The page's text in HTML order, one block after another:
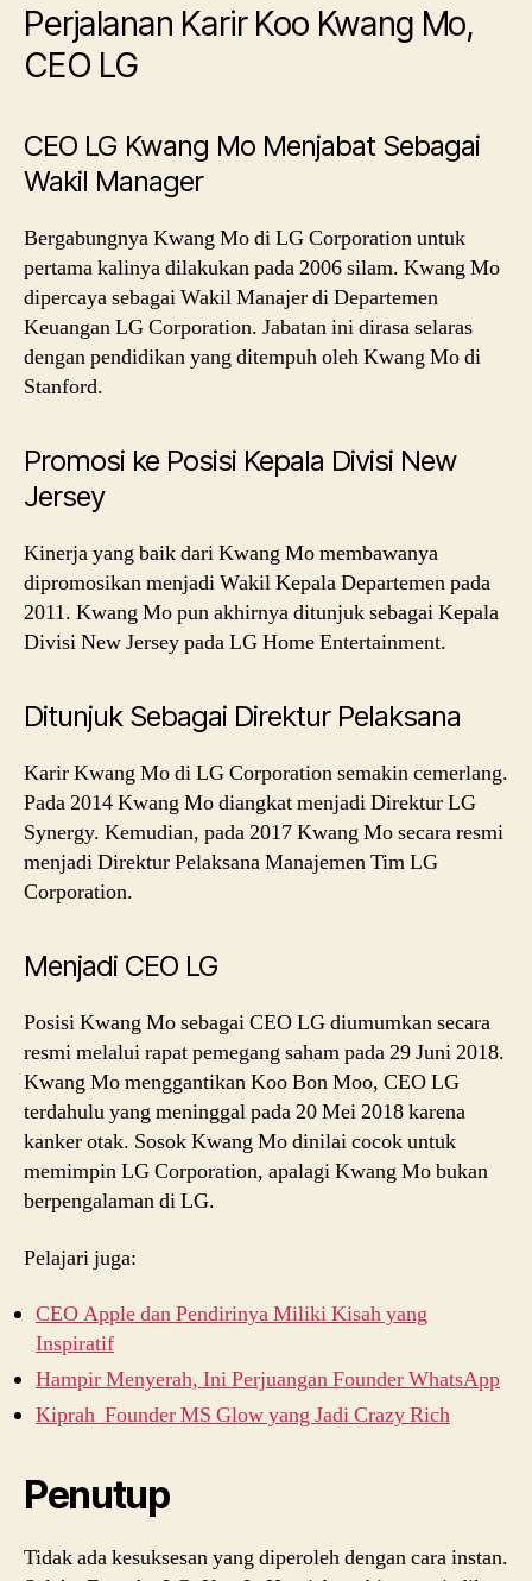
Perjalanan Karir Koo Kwang Mo,
CEO LG
CEO LG Kwang Mo Menjabat Sebagai
Wakil Manager
Bergabungnya Kwang Mo di LG Corporation untuk
pertama kalinya dilakukan pada 2006 silam. Kwang Mo
dipercaya sebagai Wakil Manajer di Departemen
Keuangan LG Corporation. Jabatan ini dirasa selaras
dengan pendidikan yang ditempuh oleh Kwang Mo di
Stanford.
Promosi ke Posisi Kepala Divisi New
Jersey
Kinerja yang baik dari Kwang Mo membawanya
dipromosikan menjadi Wakil Kepala Departemen pada
2011. Kwang Mo pun akhirnya ditunjuk sebagai Kepala
Divisi New Jersey pada LG Home Entertainment.
Ditunjuk Sebagai Direktur Pelaksana
Karir Kwang Mo di LG Corporation semakin cemerlang.
Pada 2014 Kwang Mo diangkat menjadi Direktur LG
Synergy. Kemudian, pada 2017 Kwang Mo secara resmi
menjadi Direktur Pelaksana Manajemen Tim LG
Corporation.
Menjadi CEO LG
Posisi Kwang Mo sebagai CEO LG diumumkan secara
resmi melalui rapat pemegang saham pada 29 Juni 2018.
Kwang Mo menggantikan Koo Bon Moo, CEO LG
terdahulu yang meninggal pada 20 Mei 2018 karena
kanker otak. Sosok Kwang Mo dinilai cocok untuk
memimpin LG Corporation, apalagi Kwang Mo bukan
berpengalaman di LG.
Pelajari juga:
CEO Apple dan Pendirinya Miliki Kisah yang
Inspiratif
Hampir Menyerah, Ini Perjuangan Founder WhatsApp
Kiprah Founder MS Glow yang Jadi Crazy Rich
Penutup
Tidak ada kesuksesan yang diperoleh dengan cara instan.